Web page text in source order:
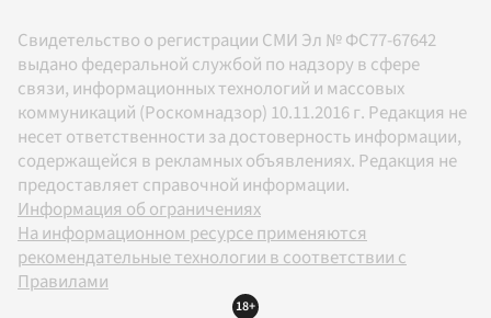
Свидетельство о регистрации СМИ Эл № ФС77-67642
выдано федеральной службой по надзору в сфере
связи, информационных технологий и массовых
коммуникаций (Роскомнадзор) 10.11.2016 г. Редакция не
несет ответственности за достоверность информации,
содержащейся в рекламных объявлениях. Редакция не
предоставляет справочной информации.
Информация об ограничениях
На информационном ресурсе применяются
рекомендательные технологии в соответствии с
Правилами
18+